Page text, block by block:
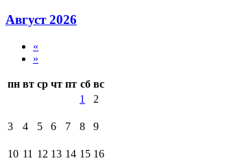
Август 2026
«
»
пн вт ср чт пт сб вс
1
2
3 4 5 6 7 8 9
10 11 12 13 14 15 16